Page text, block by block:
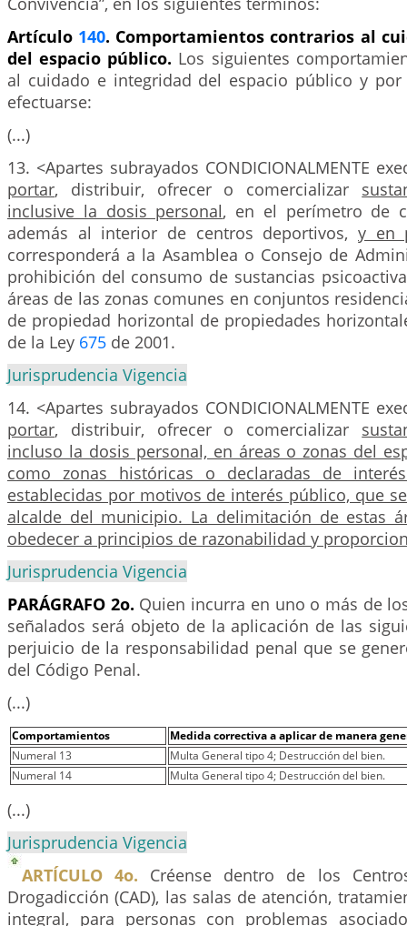
Artículo 140. Comportamientos contrarios al
del espacio público. Los siguientes
al cuidado e integridad del espacio público y
efectuarse:
(...)
13. <Apartes subrayados CONDICIONALMENTE
portar, distribuir, ofrecer o comercializar
inclusive la dosis personal, en el perímetro de
además al interior de centros deportivos, y en
corresponderá a la Asamblea o Consejo de
prohibición del consumo de sustancias
áreas de las zonas comunes en conjuntos
de propiedad horizontal de propiedades
de la Ley 675 de 2001.
Jurisprudencia Vigencia
14. <Apartes subrayados CONDICIONALMENTE
portar, distribuir, ofrecer o comercializar
incluso la dosis personal, en áreas o zonas del
como zonas históricas o declaradas de
establecidas por motivos de interés público, que
alcalde del municipio. La delimitación de estas
obedecer a principios de razonabilidad y
Jurisprudencia Vigencia
PARÁGRAFO 2o. Quien incurra en uno o más de
señalados será objeto de la aplicación de las
perjuicio de la responsabilidad penal que se
del Código Penal.
(...)
Comportamientos
Medida correctiva a aplicar de manera
Numeral 13
Multa General tipo 4; Destrucción del bien.
Numeral 14
Multa General tipo 4; Destrucción del bien.
(...)
Jurisprudencia Vigencia
ARTÍCULO 4o. Créense dentro de los
Drogadicción (CAD), las salas de atención,
integral, para personas con problemas